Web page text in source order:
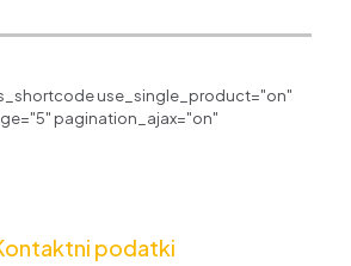
use_single_product="on"
pagination_ajax="on"
podatki